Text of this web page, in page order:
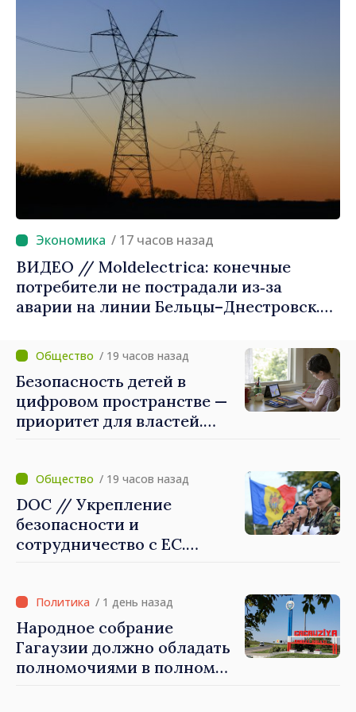
/ 17 часов назад
ВИДЕО // Moldelectrica: конечные
потребители не пострадали из‑за
аварии на линии Бельцы–Днестровск.
приоритетном режиме
/ 19 часов назад
Безопасность детей в
цифровом пространстве —
приоритет для властей.
которые будут их
защищать»
/ 19 часов назад
DOC // Укрепление
безопасности и
сотрудничество с ЕС.
обороны на 2024–2034 годы
опубликована в Monitorul
Oficial
/ 1 день назад
Народное собрание
Гагаузии должно обладать
полномочиями в полном